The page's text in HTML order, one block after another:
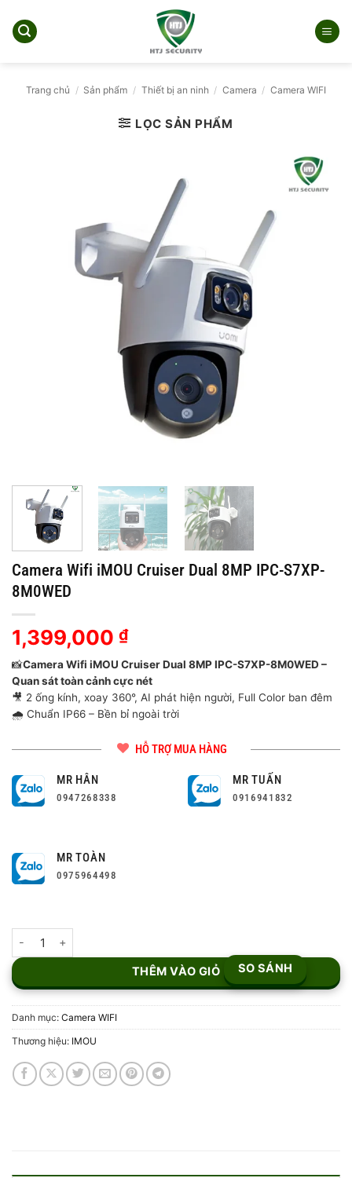
qua
Trang chủ / Sản phẩm / Thiết bị an ninh / Camera / Camera WIFI
LỌC SẢN PHẨM
Camera Wifi iMOU Cruiser Dual 8MP IPC-S7XP-
8M0WED
1,399,000 ₫
📸Camera Wifi iMOU Cruiser Dual 8MP IPC-S7XP-8M0WED –
Quan sát toàn cảnh cực nét
🎥 2 ống kính, xoay 360°, AI phát hiện người, Full Color ban đêm
🌧️ Chuẩn IP66 – Bền bỉ ngoài trời
HỖ TRỢ MUA HÀNG
MR HÂN
0947268338
MR TUẤN
0916941832
MR TOÀN
0975964498
THÊM VÀO GIỎ SO SÁNH
Danh mục: Camera WIFI
Thương hiệu: IMOU